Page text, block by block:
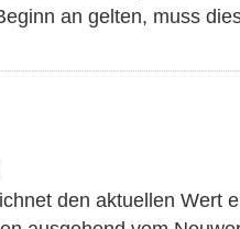
an gelten, muss
den aktuellen Wert